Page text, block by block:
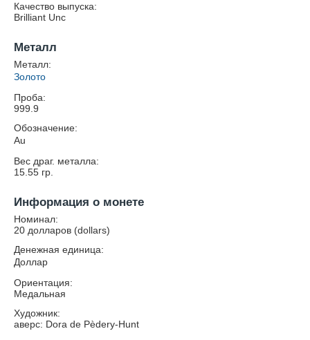
Качество выпуска:
Brilliant Unc
Металл
Металл:
Золото
Проба:
999.9
Обозначение:
Au
Вес драг. металла:
15.55 гр.
Информация о монете
Номинал:
20 долларов (dollars)
Денежная единица:
Доллар
Ориентация:
Медальная
Художник:
аверс: Dora de Pèdery-Hunt